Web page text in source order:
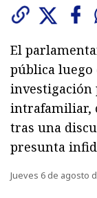
El
pública luego
investigación
intrafamiliar,
tras una
presunta
Jueves 6 de agosto